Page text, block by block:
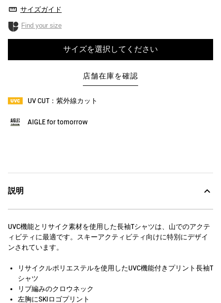
サイズガイド
Find your size
サイズを選択してください
店舗在庫を確認
UV CUT：紫外線カット
AIGLE for tomorrow
説明
UVC機能とリサイク素材を使用した長袖Tシャツは、山でのアクテ
ィビティに最適です。スキーアクティビティ向けに特別にデザイ
ンされています。
リサイクルポリエステルを使用したUVC機能付きプリント長袖T
シャツ
リブ編みのクロウネック
左胸にSKIロゴプリント